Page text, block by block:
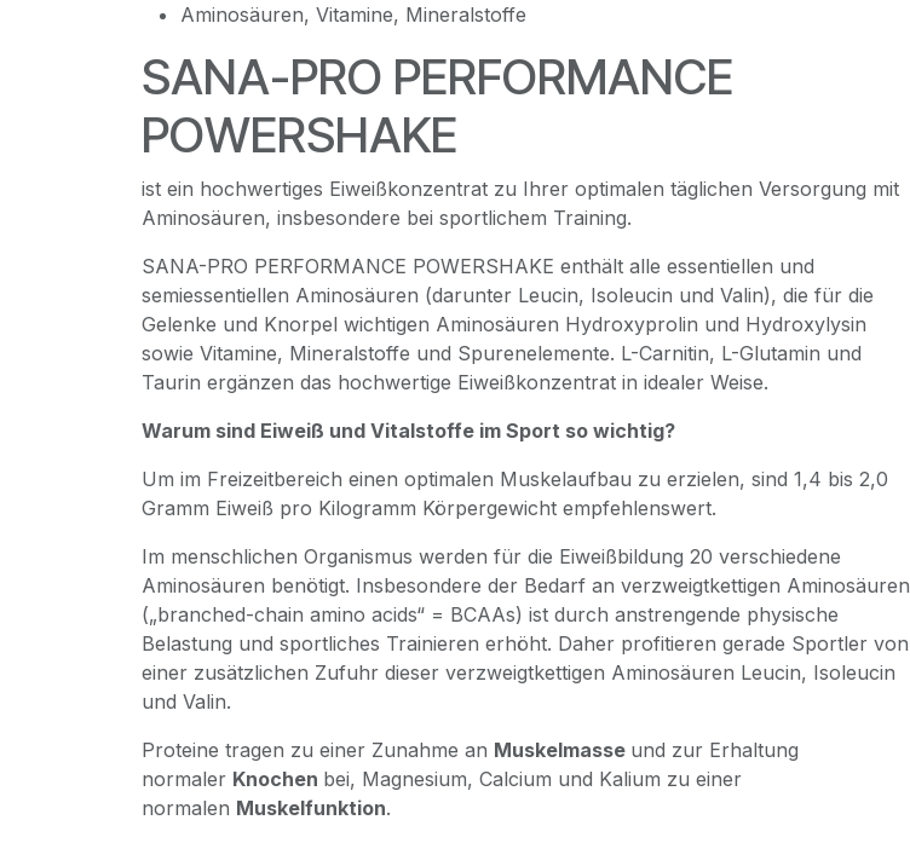
Aminosäuren, Vitamine, Mineralstoffe
SANA-PRO PERFORMANCE
POWERSHAKE
ist ein hochwertiges Eiweißkonzentrat zu Ihrer optimalen täglichen Versorgung mit
Aminosäuren, insbesondere bei sportlichem Training.
SANA-PRO PERFORMANCE POWERSHAKE enthält alle essentiellen und
semiessentiellen Aminosäuren (darunter Leucin, Isoleucin und Valin), die für die
Gelenke und Knorpel wichtigen Aminosäuren Hydroxyprolin und Hydroxylysin
sowie Vitamine, Mineralstoffe und Spurenelemente. L-Carnitin, L-Glutamin und
Taurin ergänzen das hochwertige Eiweißkonzentrat in idealer Weise.
Warum sind Eiweiß und Vitalstoffe im Sport so wichtig?
Um im Freizeitbereich einen optimalen Muskelaufbau zu erzielen, sind 1,4 bis 2,0
Gramm Eiweiß pro Kilogramm Körpergewicht empfehlenswert.
Im menschlichen Organismus werden für die Eiweißbildung 20 verschiedene
Aminosäuren benötigt. Insbesondere der Bedarf an verzweigtkettigen Aminosäuren
(„branched-chain amino acids“ = BCAAs) ist durch anstrengende physische
Belastung und sportliches Trainieren erhöht. Daher profitieren gerade Sportler von
einer zusätzlichen Zufuhr dieser verzweigtkettigen Aminosäuren Leucin, Isoleucin
und Valin.
Proteine tragen zu einer Zunahme an Muskelmasse und zur Erhaltung
normaler Knochen bei, Magnesium, Calcium und Kalium zu einer
normalen Muskelfunktion.